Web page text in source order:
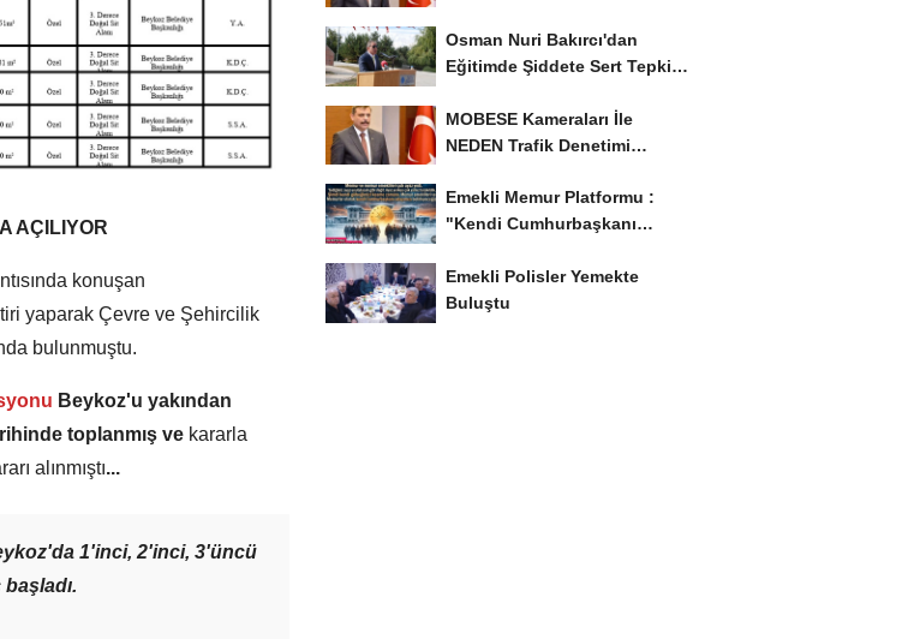
AÇILIYOR
konuşan
yaparak Çevre ve Şehircilik
bulunmuştu.
Beykoz'u yakından
toplanmış ve kararla
alınmıştı...
1'inci, 2'inci, 3'üncü
Osman Nuri Bakırcı'dan
Eğitimde Şiddete Sert Tepki:
MOBESE Kameraları İle
NEDEN Trafik Denetimi
Emekli Memur Platformu :
"Kendi Cumhurbaşkanı
Emekli Polisler Yemekte
Buluştu